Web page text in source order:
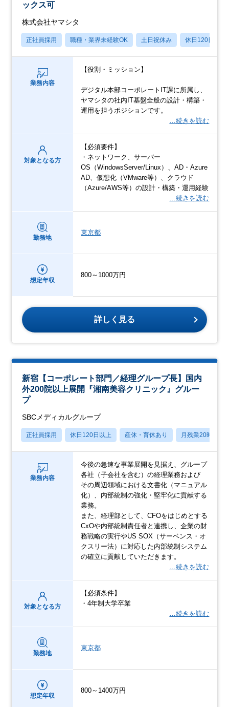
ックス可
株式会社ヤマシタ
正社員採用 職種・業界未経験OK 土日祝休み 休日120日以上
業務内容
【役割・ミッション】
デジタル本部コーポレートIT課に所属し、
ヤマシタの社内IT基盤全般の設計・構築・
運用を担うポジションです。
…続きを読む
対象となる方
【必須要件】
・ネットワーク、サーバー
OS（WindowsServer/Linux）、AD・Azure
AD、仮想化（VMware等）、クラウド
（Azure/AWS等）の設計・構築・運用経験
…続きを読む
勤務地
東京都
想定年収
800～1000万円
詳しく見る
新宿【コーポレート部門／経理グループ長】国内
外200院以上展開『湘南美容クリニック』グルー
プ
SBCメディカルグループ
正社員採用 休日120日以上 産休・育休あり 月残業20時間以
業務内容
今後の急速な事業展開を見据え、グループ
各社（子会社を含む）の経理業務および
その周辺領域における文書化（マニュアル
化）、内部統制の強化・堅牢化に貢献する
業務。
また、経理部として、CFOをはじめとする
CxOや内部統制責任者と連携し、企業の財
務戦略の実行やUS SOX（サーベンス・オ
クスリー法）に対応した内部統制システム
の確立に貢献していただきます。
…続きを読む
対象となる方
【必須条件】
・4年制大学卒業
…続きを読む
勤務地
東京都
想定年収
800～1400万円